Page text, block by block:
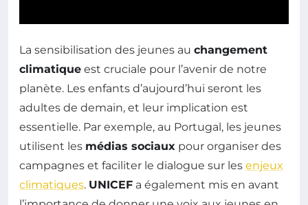
La sensibilisation des jeunes au changement
climatique est cruciale pour l’avenir de notre
planète. Les enfants d’aujourd’hui seront les
adultes de demain, et leur implication est
essentielle. Par exemple, au Portugal, les jeunes
utilisent les médias sociaux pour organiser des
campagnes et faciliter le dialogue sur les enjeux
climatiques. UNICEF a également mis en avant